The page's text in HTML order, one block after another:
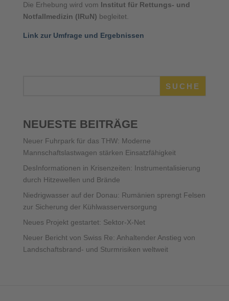
Die Erhebung wird vom Institut für Rettungs- und
Notfallmedizin (IRuN) begleitet.
Link zur Umfrage und Ergebnissen
SUCHE
NEUESTE BEITRÄGE
Neuer Fuhrpark für das THW: Moderne
Mannschaftslastwagen stärken Einsatzfähigkeit
DesInformationen in Krisenzeiten: Instrumentalisierung
durch Hitzewellen und Brände
Niedrigwasser auf der Donau: Rumänien sprengt Felsen
zur Sicherung der Kühlwasserversorgung
Neues Projekt gestartet: Sektor-X-Net
Neuer Bericht von Swiss Re: Anhaltender Anstieg von
Landschaftsbrand- und Sturmrisiken weltweit